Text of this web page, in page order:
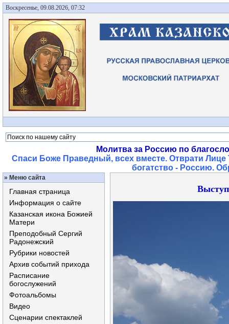
Воскресенье, 09.08.2026, 07:32
Молитва за Россию по
Спаси Боже Праведный, всех вместе. Отврати
богатство - Россию.
» Меню сайта
Главная страница
Информация о сайте
Казанская икона Божией
Матери
Преподобный Сергий
Радонежский
Рубрики новостей
Архив событий прихода
Расписание
богослужений
Фотоальбомы
Видео
Сценарии спектаклей